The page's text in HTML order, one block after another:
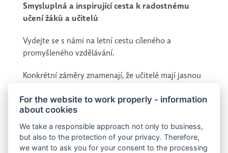
Smysluplná a inspirující cesta k radostnému
učení žáků a učitelů
Vydejte se s námi na letní cestu cíleného a
promyšleného vzdělávání.
Konkrétní záměry znamenají, že učitelé mají jasnou
prostředky toho docílí. Tímto způsobem vytváříme
prostředí, kde se žáci i učitelé mohou těšit z
procesu učení, neboť každý krok má svůj smysl a
přináší radost z objevování a poznání.
For the website to work properly - information
about cookies
We take a responsible approach not only to business,
but also to the protection of your privacy. Therefore,
we want to ask you for your consent to the processing